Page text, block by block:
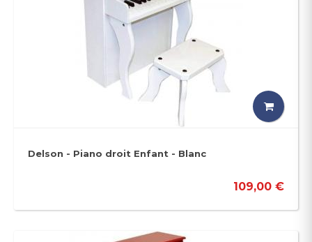
Delson - Piano droit Enfant - Blanc
109,00 €